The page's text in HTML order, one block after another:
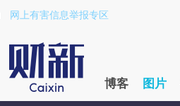
网上有害信息举报专区
博客 图片